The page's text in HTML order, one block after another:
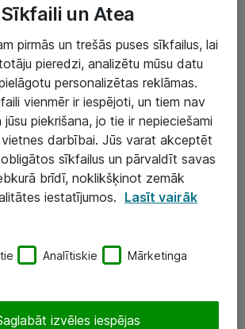
Sīkfaili un Atea
pirmās un trešās puses sīkfailus, lai
pieredzi, analizētu mūsu datu
personalizētas reklāmas.
vienmēr ir iespējoti, un tiem nav
jūsu piekrišana, jo tie ir nepieciešami
vietnes darbībai. Jūs varat akceptēt
sīkfailus un pārvaldīt savas
brīdī, noklikšķinot zemāk
iestatījumos. Lasīt vairāk
Analītiskie Mārketinga
izvēles iespējas